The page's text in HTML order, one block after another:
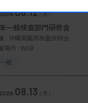
08.12（水）
一般検査部門研修会
: 沖縄県臨床検査技師会
場所 : WEB
一般
2026. 08.13（木）